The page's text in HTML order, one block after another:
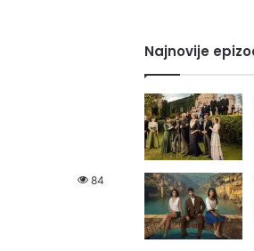
84
Najnovije